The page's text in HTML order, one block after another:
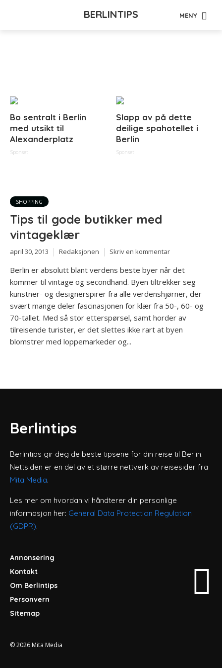
BERLINTIPS MENY
Bo sentralt i Berlin
med utsikt til
Alexanderplatz
Sponset
Slapp av på dette
deilige spahotellet i
Berlin
Sponset
SHOPPING
Tips til gode butikker med
vintageklær
april 30, 2013 Redaksjonen Skriv en kommentar
Berlin er absolutt blant verdens beste byer når det
kommer til vintage og secondhand. Byen tiltrekker seg
kunstner- og designerspirer fra alle verdenshjørner, der
svært mange deler fascinasjonen for klær fra 50-, 60- og
70-tallet. Med så stor etterspørsel, samt horder av
tilreisende turister, er det slettes ikke rart at byen
blomstrer med loppemarkeder og...
Berlintips
Berlintips gir deg de beste tipsene for din reise til Berlin.
Nettsiden er en del av et større nettverk av reisesider fra
Mita Media.
Les mer om hvordan vi håndterer din personlige
informasjon her: General Data Protection Regulation
(GDPR).
Annonsering
Kontakt
Om Berlintips
Personvern
Sitemap
© 2026 Mita Media